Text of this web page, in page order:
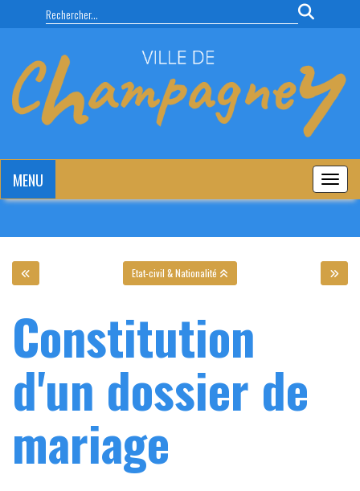
MENU
MENU
Etat-civil & Nationalité
Constitution
d'un dossier de
mariage
Panneau de gestion des cookies